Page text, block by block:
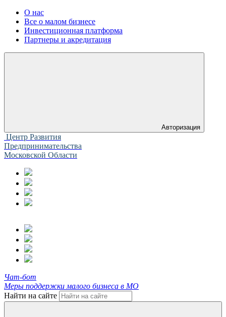
О нас
Все о малом бизнесе
Инвестиционная платформа
Партнеры и акредитация
Авторизация
Центр Развития
Предпринимательства
Московской Области
Чат-бот
Меры поддержки малого бизнеса в МО
Найти на сайте